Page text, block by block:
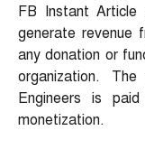
FB Instant
generate revenue
any donation or
organization.
Engineers is
monetization.